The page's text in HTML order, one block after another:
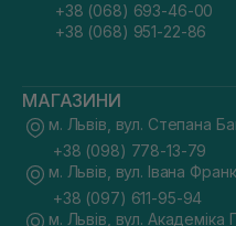
+38 (068) 693-46-00
+38 (068) 951-22-86
МАГАЗИНИ
м. Львів, вул. Степана
+38 (098) 778-13-79
м. Львів, вул. Івана
+38 (097) 611-95-94
м. Львів, вул. Академіка